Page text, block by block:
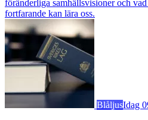
föränderliga samhällsvisioner och
fortfarande kan lära oss.
BlåljusIdag